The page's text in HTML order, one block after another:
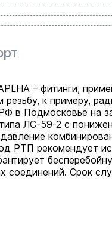
– фитинги,
к примеру,
в Подмосковье на
ЛС-59-2 с
РТП рекомендует
соединений. Срок